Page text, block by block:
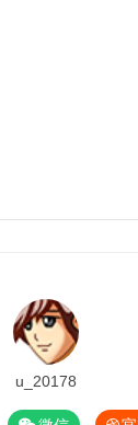
u_20178